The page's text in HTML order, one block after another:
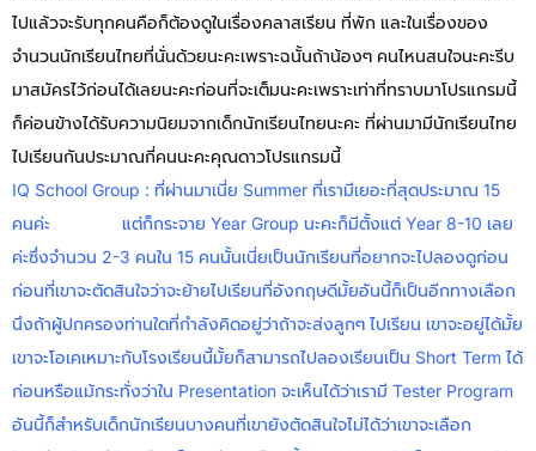
ไปแล้วจะรับทุกคนคือก็ต้องดูในเรื่องคลาสเรียน ที่พัก และในเรื่องของ
จำนวนนักเรียนไทยที่นั่นด้วยนะคะเพราะฉนั้นถ้าน้องๆ คนไหนสนใจนะคะรีบ
มาสมัครไว้ก่อนได้เลยนะคะก่อนที่จะเต็มนะคะเพราะเท่าที่ทราบมาโปรแกรมนี้
ก็ค่อนข้างได้รับความนิยมจากเด็กนักเรียนไทยนะคะ ที่ผ่านมามีนักเรียนไทย
ไปเรียนกันประมาณกี่คนนะคะคุณดาวโปรแกรมนี้
IQ School Group : ที่ผ่านมาเนี่ย Summer ที่เรามีเยอะที่สุดประมาณ 15
คนค่ะ แต่ก็กระจาย Year Group นะคะก็มีตั้งแต่ Year 8-10 เลย
ค่ะซึ่งจำนวน 2-3 คนใน 15 คนนั้นเนี่ยเป็นนักเรียนที่อยากจะไปลองดูก่อน
ก่อนที่เขาจะตัดสินใจว่าจะย้ายไปเรียนที่อังกฤษดีมั้ยอันนี้ก็เป็นอีกทางเลือก
นึงถ้าผู้ปกครองท่านใดที่กำลังคิดอยู่ว่าถ้าจะส่งลูกๆ ไปเรียน เขาจะอยู่ได้มั้ย
เขาจะโอเคเหมาะกับโรงเรียนนี้มั้ยก็สามารถไปลองเรียนเป็น Short Term ได้
ก่อนหรือแม้กระทั่งว่าใน Presentation จะเห็นได้ว่าเรามี Tester Program
อันนี้ก็สำหรับเด็กนักเรียนบางคนที่เขายังตัดสินใจไม่ได้ว่าเขาจะเลือก